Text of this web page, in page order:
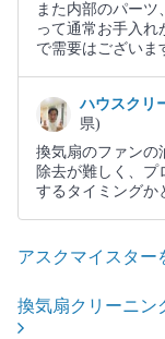
また内部のパーツ
って通常お手入
で需要はございま
ハウスクリ
県)
換気扇のファンの
除去が難しく、プ
するタイミングか
アスクマイスター
換気扇クリーニン